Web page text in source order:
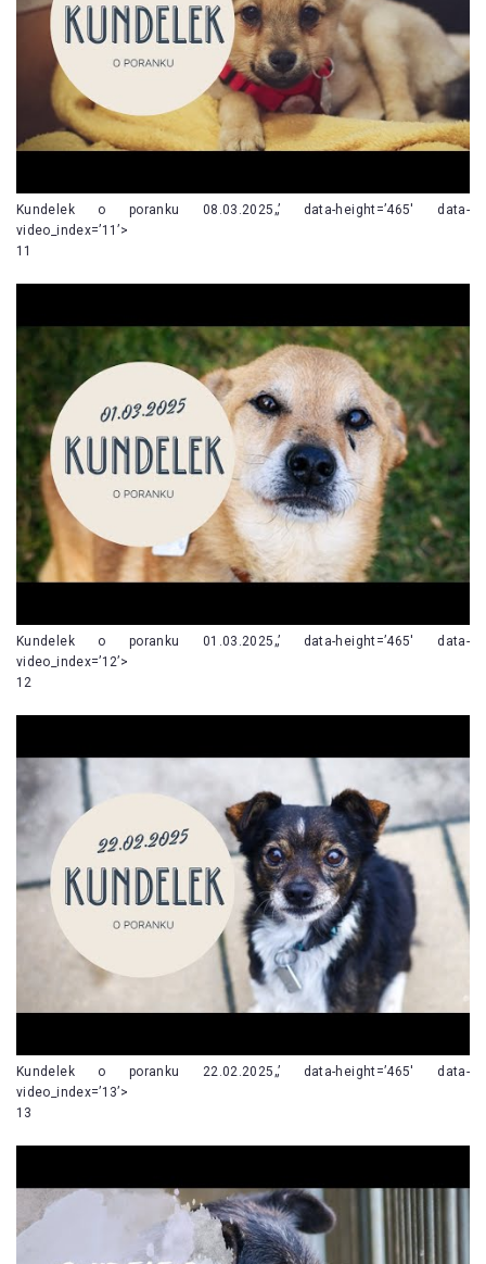
Kundelek o poranku 08.03.2025„’ data-height=’465′ data-
video_index=’11’>
11
Kundelek o poranku 01.03.2025„’ data-height=’465′ data-
video_index=’12’>
12
Kundelek o poranku 22.02.2025„’ data-height=’465′ data-
video_index=’13’>
13